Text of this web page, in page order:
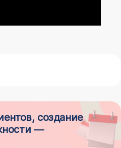
создание
—